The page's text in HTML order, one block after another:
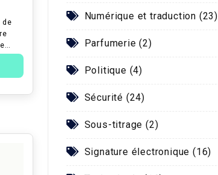
de
Numérique et traduction (23)
Parfumerie (2)
Politique (4)
Sécurité (24)
Sous-titrage (2)
Signature électronique (16)